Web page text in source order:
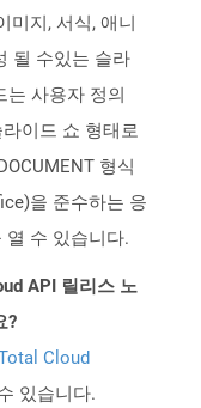
미지, 서식, 애니
될 수있는 슬라
는 사용자 정의
이드 쇼 형태로
형식
을 준수하는 응
열 수 있습니다.
API 릴리스 노
?
Cloud
있습니다.